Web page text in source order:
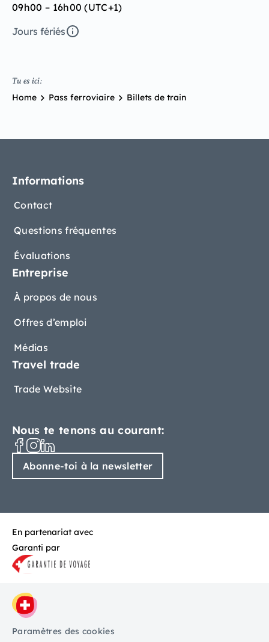
09h00 – 16h00 (UTC+1)
Jours fériés
Tu es ici:
Home Pass ferroviaire Billets de train
Informations
Contact
Questions fréquentes
Évaluations
Entreprise
À propos de nous
Offres d’emploi
Médias
Travel trade
Trade Website
Nous te tenons au courant:
Abonne-toi à la newsletter
En partenariat avec
Garanti par
Paramètres des cookies